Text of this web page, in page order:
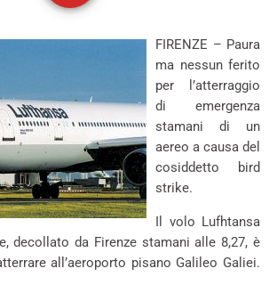
FIRENZE – Paura
ma nessun ferito
per l’atterraggio
di emergenza
stamani di un
aereo a causa del
cosiddetto bird
strike.
Il volo Lufhtansa
decollato da Firenze stamani alle 8,27, è
all’aeroporto pisano Galileo Galiei.